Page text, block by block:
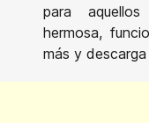
para
hermosa,
más y